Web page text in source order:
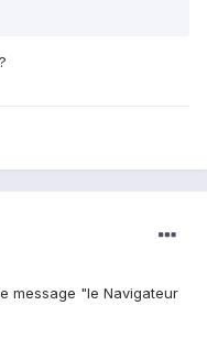
message "le Navigateur